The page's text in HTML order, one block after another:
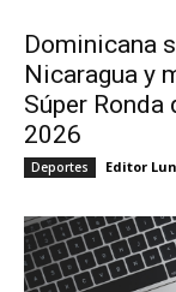
Dominicana
Nicaragua y
Súper
2026
Deportes Editor